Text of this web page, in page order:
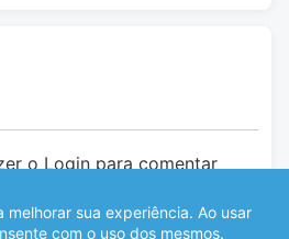
o Login para comentar